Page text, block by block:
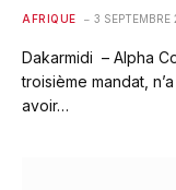
AFRIQUE 3 SEPTEMBRE
Dakarmidi – Alpha
troisième mandat,
avoir…